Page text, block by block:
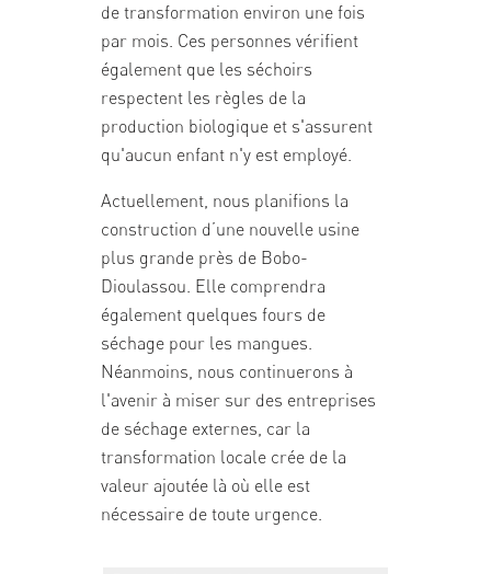
de transformation environ une fois
par mois. Ces personnes vérifient
également que les séchoirs
respectent les règles de la
production biologique et s'assurent
qu'aucun enfant n'y est employé.
Actuellement, nous planifions la
construction d’une nouvelle usine
plus grande près de Bobo-
Dioulassou. Elle comprendra
également quelques fours de
séchage pour les mangues.
Néanmoins, nous continuerons à
l'avenir à miser sur des entreprises
de séchage externes, car la
transformation locale crée de la
valeur ajoutée là où elle est
nécessaire de toute urgence.